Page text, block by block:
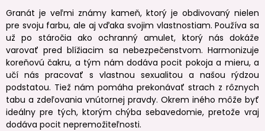
Granát je veľmi známy kameň, ktorý je obdivovaný nielen
pre svoju farbu, ale aj vďaka svojim vlastnostiam. Používa sa
už po stáročia ako ochranný amulet, ktorý nás dokáže
varovať pred blížiacim sa nebezpečenstvom. Harmonizuje
koreňovú čakru, a tým nám dodáva pocit pokoja a mieru, a
učí nás pracovať s vlastnou sexualitou a našou rýdzou
podstatou. Tiež nám pomáha prekonávať strach z rôznych
tabu a zdeľovania vnútornej pravdy. Okrem iného môže byť
ideálny pre tých, ktorým chýba sebavedomie, pretože vraj
dodáva pocit nepremožiteľnosti.